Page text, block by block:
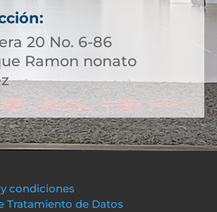
20 No. 6-86
Ramon nonato
y condiciones
Tratamiento de Datos